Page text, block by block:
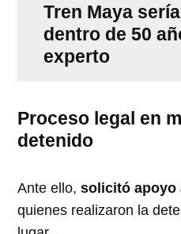
Tren Maya
dentro de 50
experto
Proceso legal en
detenido
Ante ello,solicitó apoyo
quienes realizaron la